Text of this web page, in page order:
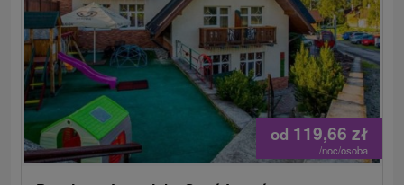
od 119,66 zł
/noc/osoba